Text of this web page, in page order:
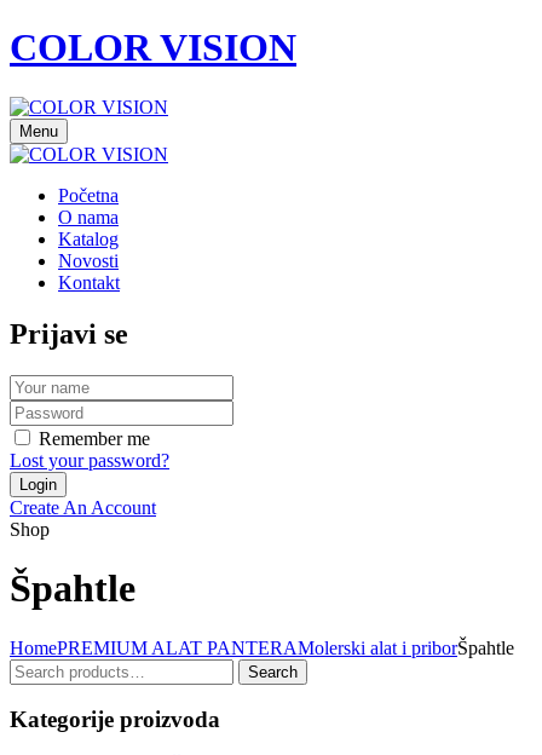
COLOR VISION
Menu
Početna
O nama
Katalog
Novosti
Kontakt
Prijavi se
Remember me
Lost your password?
Create An Account
Shop
Špahtle
HomePREMIUM ALAT PANTERAMolerski alat i priborŠpahtle
Search
for:
Search
Kategorije proizvoda